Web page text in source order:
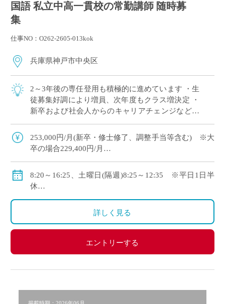
国語 私立中高一貫校の常勤講師 随時募
集
仕事NO：O262-2605-013kok
兵庫県神戸市中央区
2～3年後の専任登用も積極的に進めています ・生
徒募集好調により増員、次年度もクラス増決定 ・
新卒および社会人からのキャリアチェンジなど未
550万円(ご経験等による) ・神 […]
253,000円/月(新卒・修士修了、調整手当等含む) ※大
卒の場合229,400円/月
◇手当：各種有
◇賞与：有
8:20～16:25、土曜日(隔週)8:25～12:35 ※平日1日半
休
・休日：平日1日半休、土曜日(隔週)、日・祝日、その
・イベント等で休日出勤した場合は代休取得で対応
詳しく見る
エントリーする